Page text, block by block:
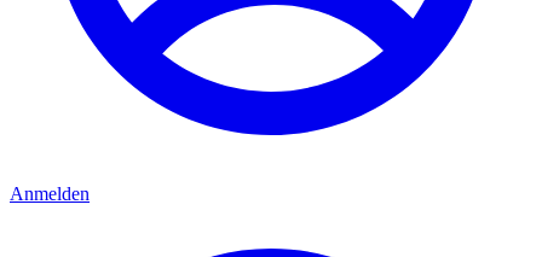
Anmelden